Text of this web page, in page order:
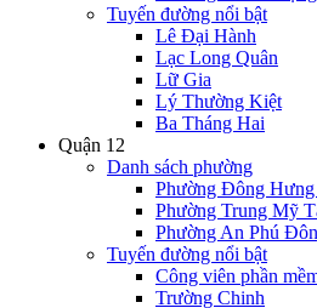
Tuyến đường nổi bật
Lê Đại Hành
Lạc Long Quân
Lữ Gia
Lý Thường Kiệt
Ba Tháng Hai
Quận 12
Danh sách phường
Phường Đông Hưng
Phường Trung Mỹ
Phường An Phú
Tuyến đường nổi bật
Công viên phần
Trường Chinh